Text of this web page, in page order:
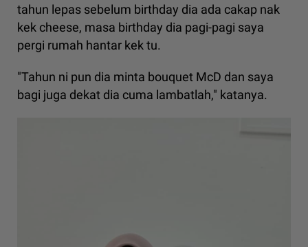
tahun lepas sebelum birthday dia ada cakap nak
kek cheese, masa birthday dia pagi-pagi saya
pergi rumah hantar kek tu.
"Tahun ni pun dia minta bouquet McD dan saya
bagi juga dekat dia cuma lambatlah," katanya.